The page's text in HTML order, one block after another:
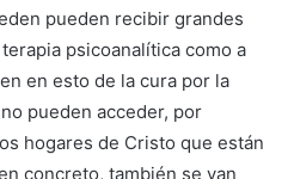
pueden recibir grandes
psicoanalítica como a
en esto de la cura por la
pueden acceder, por
hogares de Cristo que están
concreto, también se van